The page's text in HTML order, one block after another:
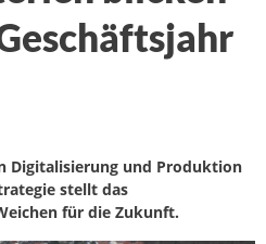
Digitalisierung und Produktion
stellt das
für die Zukunft.